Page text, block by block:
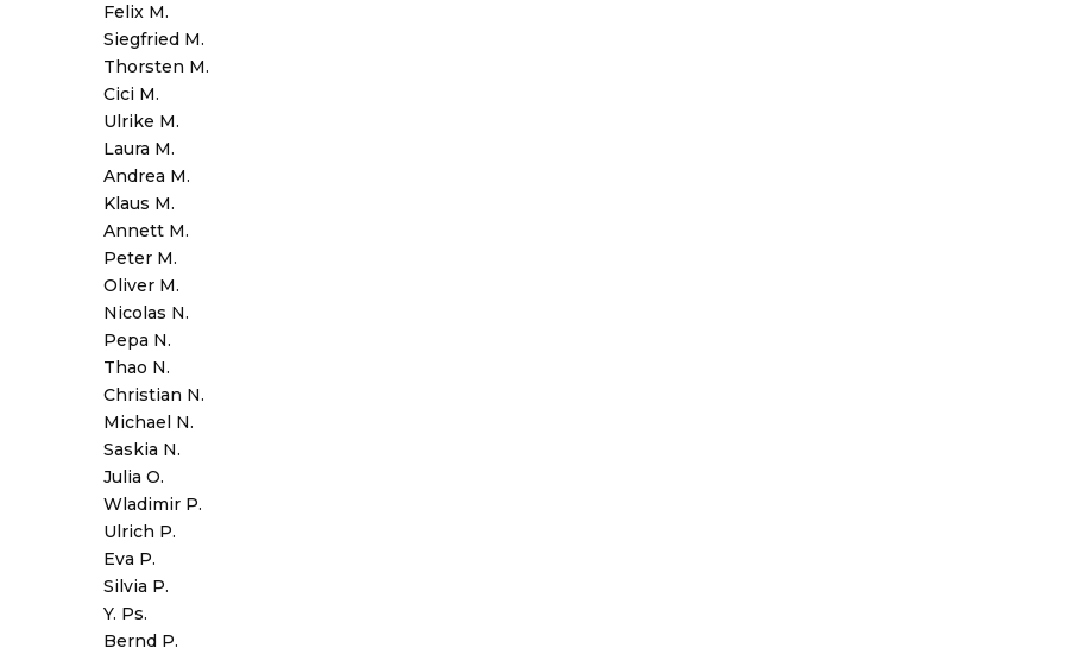
Felix M.
Siegfried M.
Thorsten M.
Cici M.
Ulrike M.
Laura M.
Andrea M.
Klaus M.
Annett M.
Peter M.
Oliver M.
Nicolas N.
Pepa N.
Thao N.
Christian N.
Michael N.
Saskia N.
Julia O.
Wladimir P.
Ulrich P.
Eva P.
Silvia P.
Y. Ps.
Bernd P.